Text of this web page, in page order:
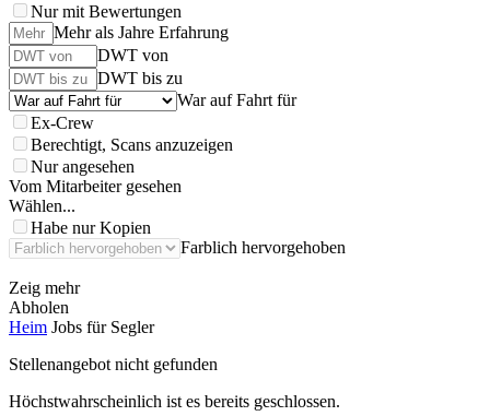
Nur mit Bewertungen
Mehr als Jahre Erfahrung
DWT von
DWT bis zu
War auf Fahrt für
Ex-Crew
Berechtigt, Scans anzuzeigen
Nur angesehen
Vom Mitarbeiter gesehen
Wählen...
Habe nur Kopien
Farblich hervorgehoben
Zeig mehr
Abholen
Heim Jobs für Segler
Stellenangebot nicht gefunden
Höchstwahrscheinlich ist es bereits geschlossen.